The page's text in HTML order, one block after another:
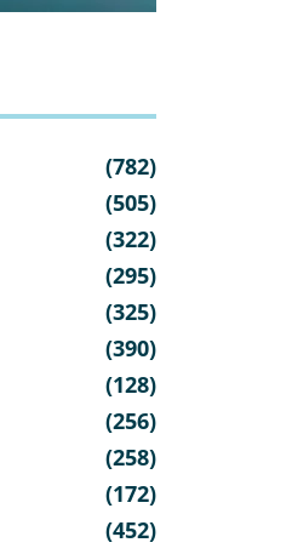
(782)
(505)
(322)
(295)
(325)
(390)
(128)
(256)
(258)
(172)
(452)